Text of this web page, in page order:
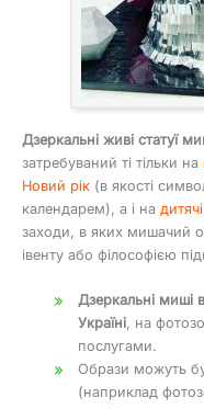
Дзеркальні живі статуї
затребуваний ті тільки на
Новий рік (в якості
календарем), а і на
заходи, в яких мишачий
івенту або філософією
Дзеркальні миші
Україні, на
послугами.
Образи можуть
(наприклад